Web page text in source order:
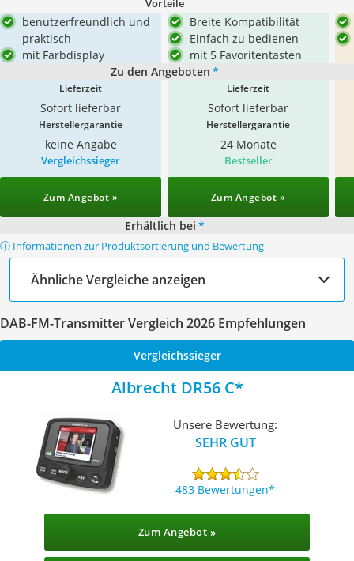
Vorteile
benutzerfreundlich und
praktisch
mit Farbdisplay
Breite Kompatibilität
Einfach zu bedienen
mit 5 Favoritentasten
Zu den Angeboten *
Lieferzeit
Sofort lieferbar
Lieferzeit
Sofort lieferbar
Herstellergarantie
keine Angabe
Herstellergarantie
24 Monate
Vergleichssieger
Zum Angebot »
Bestseller
Zum Angebot »
Erhältlich bei *
ⓘ Informationen zur Produktsortierung und Bewertung
Ähnliche Vergleiche anzeigen
DAB-FM-Transmitter Vergleich 2026 Empfehlungen
Vergleichssieger
Albrecht DR56 C
Unsere Bewertung:
SEHR GUT
483 Bewertungen
Zum Angebot »